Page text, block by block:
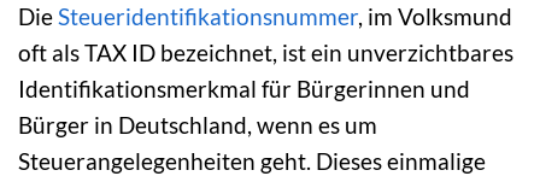
DieSteueridentifikationsnummer, im Volksmund
oft als TAX ID bezeichnet, ist ein unverzichtbares
Identifikationsmerkmal für Bürgerinnen und
Bürger in Deutschland, wenn es um
Steuerangelegenheiten geht. Dieses einmalige